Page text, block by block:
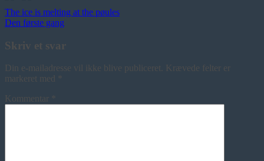
Indlægsnavigation
The ice is melting at the pøules
Den første gang
Skriv et svar
Din e-mailadresse vil ikke blive publiceret.
Krævede felter er
markeret med
Kommentar